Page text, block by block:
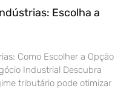
Escolha a
Como Escolher a Opção
Industrial Descubra
tributário pode otimizar